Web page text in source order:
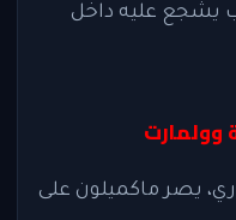
يشجع عليه داخل
وولمارت
يصر ماكميلون على